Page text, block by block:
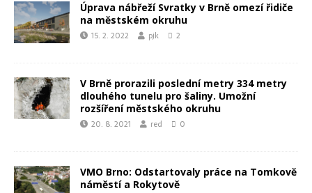
Úprava nábřeží Svratky v Brně omezí řidiče
na městském okruhu
15. 2. 2022 pjk 2
V Brně prorazili poslední metry 334 metry
dlouhého tunelu pro šaliny. Umožní
rozšíření městského okruhu
20. 8. 2021 red 0
VMO Brno: Odstartovaly práce na Tomkově
náměstí a Rokytově